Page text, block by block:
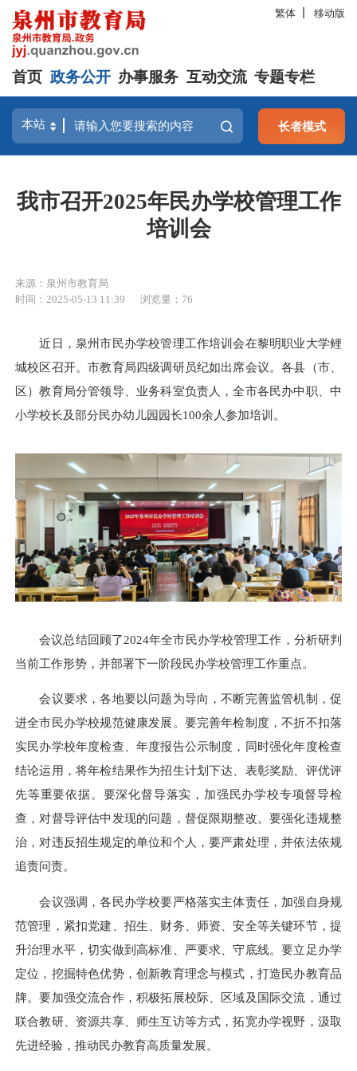
繁体 移动版
首页 政务公开 办事服务 互动交流 专题专栏
长者模式
我市召开2025年民办学校管理工作
培训会
来源：泉州市教育局
时间：2025-05-13 11:39
浏览量： 76
近日，泉州市民办学校管理工作培训会在黎明职业大学鲤
城校区召开。市教育局四级调研员纪如出席会议。各县（市、
区）教育局分管领导、业务科室负责人，全市各民办中职、中
小学校长及部分民办幼儿园园长100余人参加培训。
会议总结回顾了2024年全市民办学校管理工作，分析研判
当前工作形势，并部署下一阶段民办学校管理工作重点。
会议要求，各地要以问题为导向，不断完善监管机制，促
进全市民办学校规范健康发展。要完善年检制度，不折不扣落
实民办学校年度检查、年度报告公示制度，同时强化年度检查
结论运用，将年检结果作为招生计划下达、表彰奖励、评优评
先等重要依据。要深化督导落实，加强民办学校专项督导检
查，对督导评估中发现的问题，督促限期整改。要强化违规整
治，对违反招生规定的单位和个人，要严肃处理，并依法依规
追责问责。
会议强调，各民办学校要严格落实主体责任，加强自身规
范管理，紧扣党建、招生、财务、师资、安全等关键环节，提
升治理水平，切实做到高标准、严要求、守底线。要立足办学
定位，挖掘特色优势，创新教育理念与模式，打造民办教育品
牌。要加强交流合作，积极拓展校际、区域及国际交流，通过
联合教研、资源共享、师生互访等方式，拓宽办学视野，汲取
先进经验，推动民办教育高质量发展。